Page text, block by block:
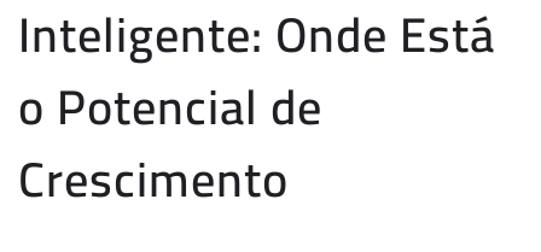
Inteligente: Onde Está
o Potencial de
Crescimento